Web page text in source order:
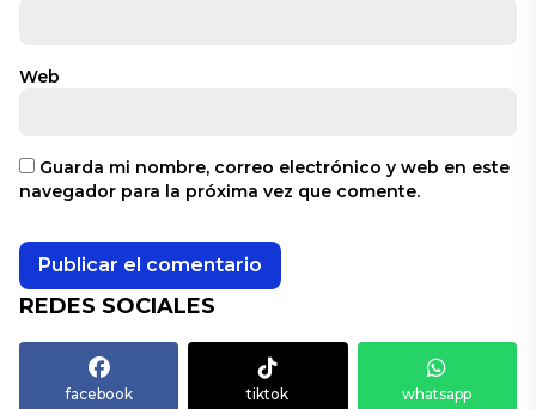
Web
Guarda mi nombre, correo electrónico y web en este
navegador para la próxima vez que comente.
REDES SOCIALES
facebook tiktok whatsapp